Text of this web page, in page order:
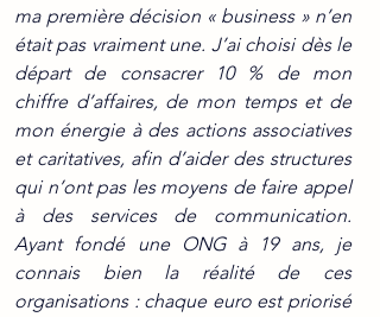
ma première décision « business » n’en
était pas vraiment une. J’ai choisi dès le
départ de consacrer 10 % de mon
chiffre d’affaires, de mon temps et de
mon énergie à des actions associatives
et caritatives, afin d’aider des structures
qui n’ont pas les moyens de faire appel
à des services de communication.
Ayant fondé une ONG à 19 ans, je
connais bien la réalité de ces
organisations : chaque euro est priorisé